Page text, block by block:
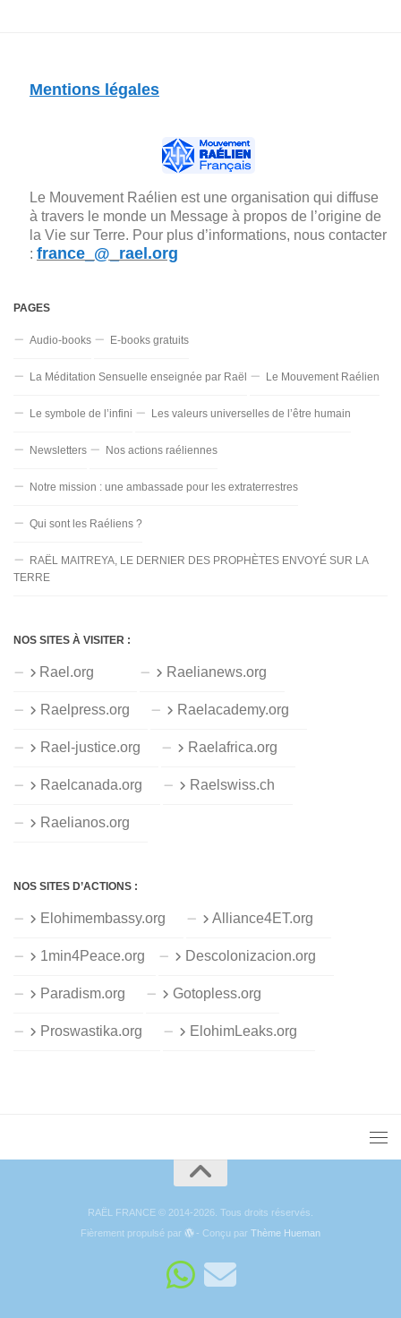
Mentions légales
Le Mouvement Raélien est une organisation qui diffuse
à travers le monde un Message à propos de l’origine de
la Vie sur Terre. Pour plus d’informations, nous contacter
: france_@_rael.org
PAGES
Audio-books E-books gratuits
La Méditation Sensuelle enseignée par Raël Le Mouvement Raélien
Le symbole de l’infini Les valeurs universelles de l’être humain
Newsletters Nos actions raéliennes
Notre mission : une ambassade pour les extraterrestres
Qui sont les Raéliens ?
RAËL MAITREYA, LE DERNIER DES PROPHÈTES ENVOYÉ SUR LA
TERRE
NOS SITES À VISITER :
Rael.org Raelianews.org
Raelpress.org Raelacademy.org
Rael-justice.org Raelafrica.org
Raelcanada.org Raelswiss.ch
Raelianos.org
NOS SITES D’ACTIONS :
Elohimembassy.org Alliance4ET.org
1min4Peace.org Descolonizacion.org
Paradism.org Gotopless.org
Proswastika.org ElohimLeaks.org
RAËL FRANCE © 2014-2026. Tous droits réservés.
Fièrement propulsé par
- Conçu parThème Hueman